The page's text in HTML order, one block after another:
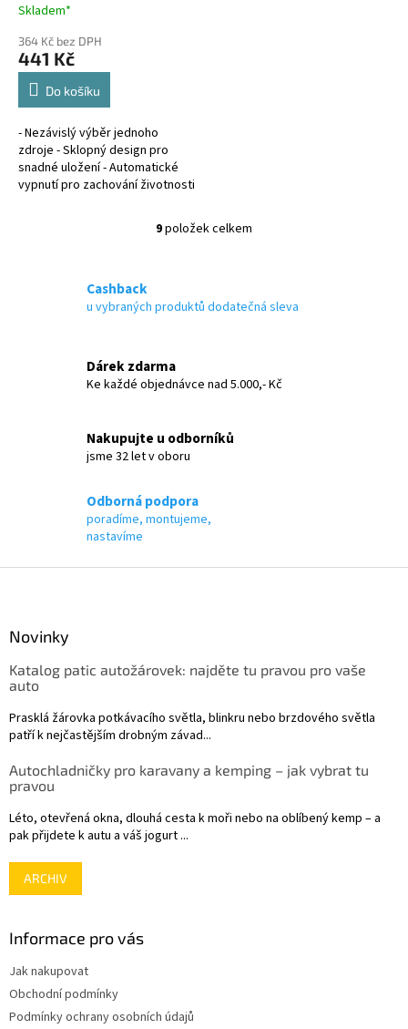
Skladem*
364 Kč bez DPH
441 Kč
Do košíku
- Nezávislý výběr jednoho
zdroje - Sklopný design pro
snadné uložení - Automatické
vypnutí pro zachování životnosti
O
d
r
y
i
s
9položek celkem
Cashback
u vybraných produktů dodatečná sleva
Dárek zdarma
Ke každé objednávce nad 5.000,- Kč
Nakupujte u odborníků
jsme 32 let v oboru
Odborná podpora
poradíme, montujeme,
nastavíme
Novinky
Katalog patic autožárovek: najděte tu pravou pro vaše
auto
Prasklá žárovka potkávacího světla, blinkru nebo brzdového světla
patří k nejčastějším drobným závad...
Autochladničky pro karavany a kemping – jak vybrat tu
pravou
Léto, otevřená okna, dlouhá cesta k moři nebo na oblíbený kemp – a
pak přijdete k autu a váš jogurt ...
ARCHIV
Informace pro vás
Jak nakupovat
Obchodní podmínky
Podmínky ochrany osobních údajů